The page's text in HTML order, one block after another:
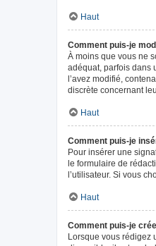
Haut
Comment puis-je
À moins que vous ne
adéquat, parfois dans
l’avez modifié,
discrète concernant
Haut
Comment puis-je
Pour insérer une
le formulaire de
l’utilisateur. Si vous
Haut
Comment puis-je
Lorsque vous rédigez